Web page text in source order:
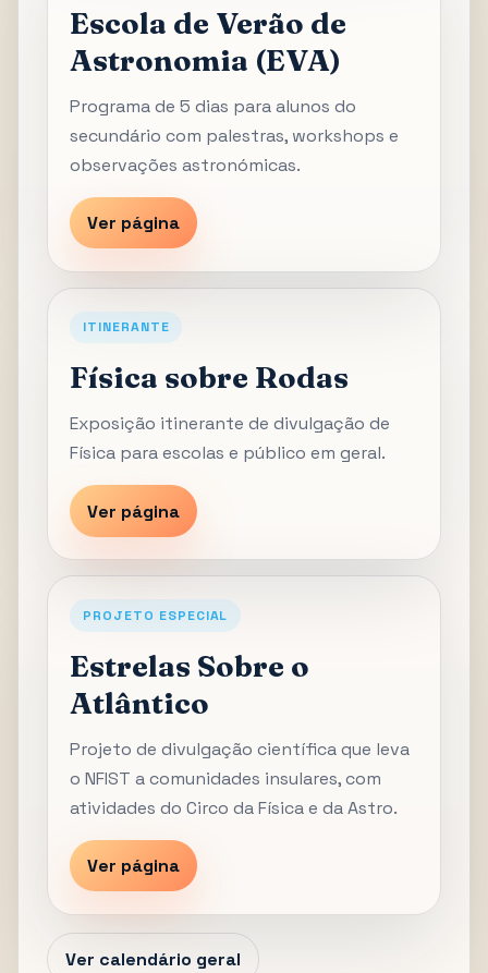
Escola de Verão de
Astronomia (EVA)
Programa de 5 dias para alunos do
secundário com palestras, workshops e
observações astronómicas.
Ver página
ITINERANTE
Física sobre Rodas
Exposição itinerante de divulgação de
Física para escolas e público em geral.
Ver página
PROJETO ESPECIAL
Estrelas Sobre o
Atlântico
Projeto de divulgação científica que leva
o NFIST a comunidades insulares, com
atividades do Circo da Física e da Astro.
Ver página
Ver calendário geral